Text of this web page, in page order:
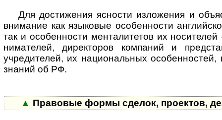
Для достижения ясности изложения и
вни­ма­ние как язы­ко­вые осо­бен­но­сти
так и осо­бен­но­сти мен­та­ли­те­тов их
ни­ма­те­лей, дирек­то­ров ком­па­ний и
учре­ди­те­лей, их нацио­наль­ных
зна­ний об РФ.
▲ Правовые формы сделок, проектов,